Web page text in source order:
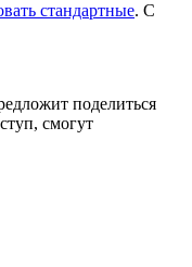
стандартные. С
поделиться
смогут